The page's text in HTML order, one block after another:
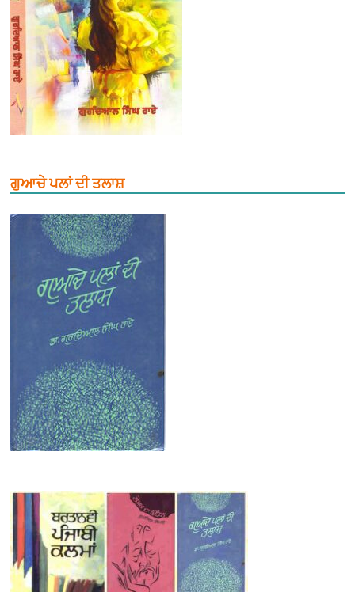
ਗੁਆਚੇ ਪਲਾਂ ਦੀ ਤਲਾਸ਼